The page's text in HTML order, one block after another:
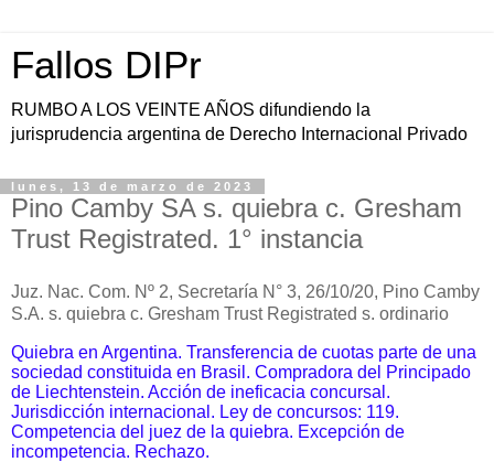
Fallos DIPr
RUMBO A LOS VEINTE AÑOS difundiendo la
jurisprudencia argentina de Derecho Internacional Privado
lunes, 13 de marzo de 2023
Pino Camby SA s. quiebra c. Gresham
Trust Registrated. 1° instancia
Juz. Nac. Com. Nº 2, Secretaría N° 3, 26/10/20, Pino Camby
S.A. s. quiebra c. Gresham Trust Registrated s. ordinario
Quiebra en Argentina. Transferencia de cuotas parte de una
sociedad constituida en Brasil. Compradora del Principado
de Liechtenstein. Acción de ineficacia concursal.
Jurisdicción internacional. Ley de concursos: 119.
Competencia del juez de la quiebra. Excepción de
incompetencia. Rechazo.